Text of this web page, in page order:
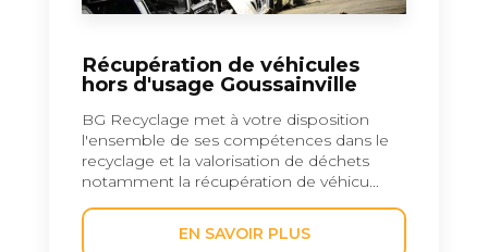
Récupération de véhicules
hors d'usage Goussainville
BG Recyclage met à votre disposition
l'ensemble de ses compétences dans le
recyclage et la valorisation de déchets
notamment la récupération de véhicu...
EN SAVOIR PLUS